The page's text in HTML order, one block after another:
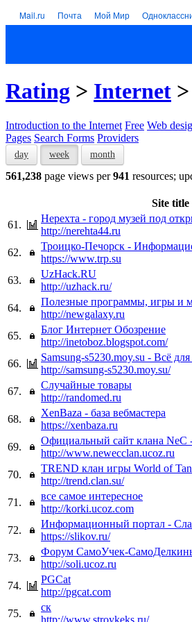
Mail.ru Почта Мой Мир
Rating > Internet >
Introduction to the Internet Free Web
Pages Search Forms Providers
day week month
561,238 page views per941 resources;
Site title
61.
Нерехта - город музей под
http://nerehta44.ru
62.
Троицко-Печорск -
https://www.trp.su
63.
UzHack.RU
http://uzhack.ru/
64.
Полезные программы, игры и
http://newgalaxy.ru
65.
Блог Интернет Обозрение
http://inetoboz.blogspot.com/
66.
Samsung-s5230.moy.su - Всё
http://samsung-s5230.moy.su/
67.
Случайные товары
http://randomed.ru
68.
XenBaza - база вебмастера
https://xenbaza.ru
69.
Официальный сайт клана NeC
http://www.newecclan.ucoz.ru
70.
TREND клан игры World of
http://trend.clan.su/
71.
все самое интересное
http://korki.ucoz.com
72.
Информационный портал -
https://slikov.ru/
73.
Форум СамоУчек-
http://soli.ucoz.ru
74.
PGCat
http://pgcat.com
75.
ск
http://www.stroykeks.ru/